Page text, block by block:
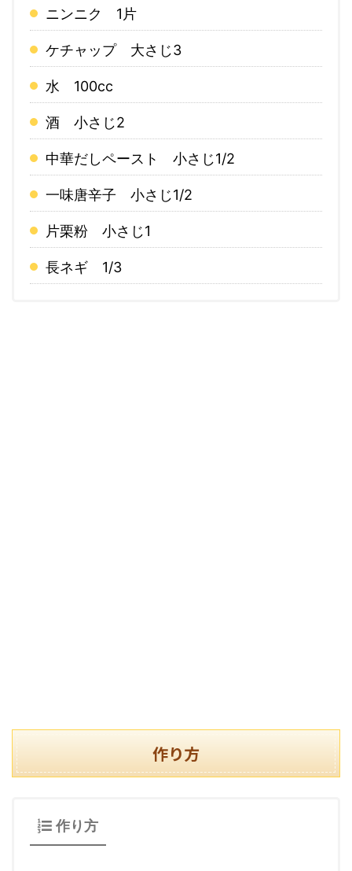
ニンニク 1片
ケチャップ 大さじ3
水 100cc
酒 小さじ2
中華だしペースト 小さじ1/2
一味唐辛子 小さじ1/2
片栗粉 小さじ1
長ネギ 1/3
作り方
作り方